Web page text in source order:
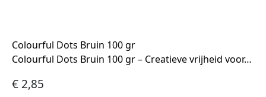
Colourful Dots Bruin 100 gr
Colourful Dots Bruin 100 gr – Creatieve vrijheid voor…
€ 2,85